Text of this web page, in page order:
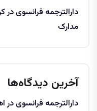
دارالترجمه فرانسوی
مدارک
آخرین دیدگاه‌ها
دارالترجمه فرانسوی